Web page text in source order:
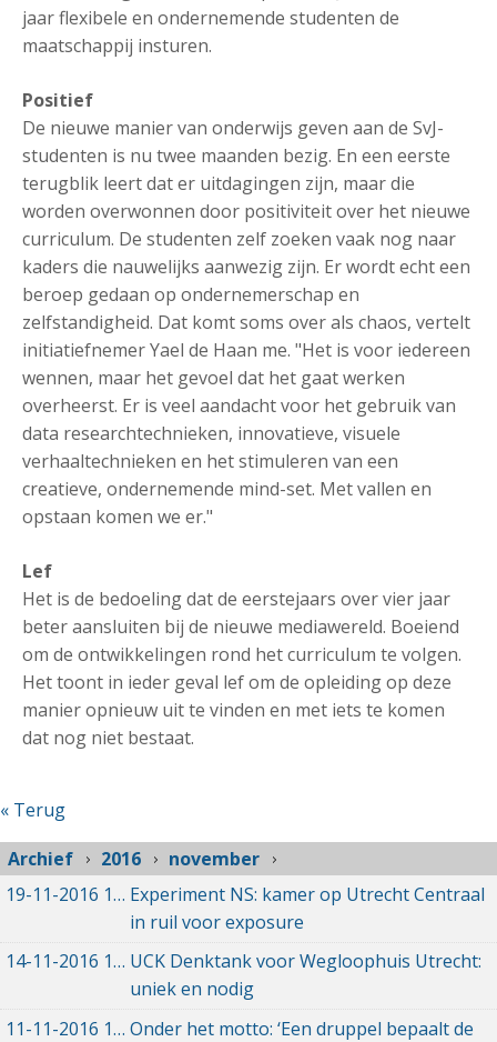
jaar flexibele en ondernemende studenten de
maatschappij insturen.
Positief
De nieuwe manier van onderwijs geven aan de SvJ-
studenten is nu twee maanden bezig. En een eerste
terugblik leert dat er uitdagingen zijn, maar die
worden overwonnen door positiviteit over het nieuwe
curriculum. De studenten zelf zoeken vaak nog naar
kaders die nauwelijks aanwezig zijn. Er wordt echt een
beroep gedaan op ondernemerschap en
zelfstandigheid. Dat komt soms over als chaos, vertelt
initiatiefnemer Yael de Haan me. "Het is voor iedereen
wennen, maar het gevoel dat het gaat werken
overheerst. Er is veel aandacht voor het gebruik van
data researchtechnieken, innovatieve, visuele
verhaaltechnieken en het stimuleren van een
creatieve, ondernemende mind-set. Met vallen en
opstaan komen we er."
Lef
Het is de bedoeling dat de eerstejaars over vier jaar
beter aansluiten bij de nieuwe mediawereld. Boeiend
om de ontwikkelingen rond het curriculum te volgen.
Het toont in ieder geval lef om de opleiding op deze
manier opnieuw uit te vinden en met iets te komen
dat nog niet bestaat.
« Terug
Archief
2016
november
19-11-2016 19-11-2016 09:56
Experiment NS: kamer op Utrecht Centraal
in ruil voor exposure
14-11-2016 14-11-2016 22:42
UCK Denktank voor Wegloophuis Utrecht:
uniek en nodig
11-11-2016 11-11-2016 19:14
Onder het motto: ‘Een druppel bepaalt de